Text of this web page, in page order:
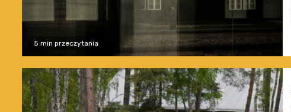
5 min przeczytania